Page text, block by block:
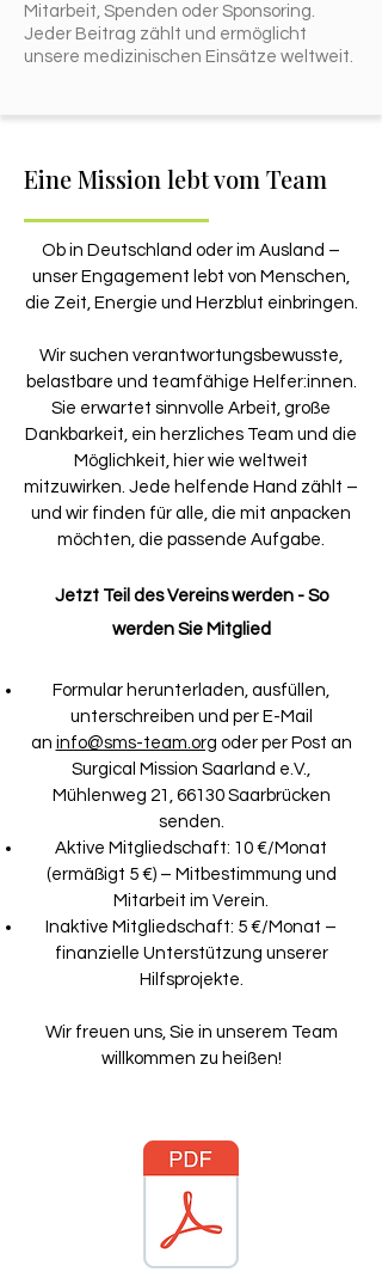
Mitarbeit, Spenden oder Sponsoring.
Jeder Beitrag zählt und ermöglicht
unsere medizinischen Einsätze weltweit.
Eine Mission lebt vom Team
Ob in Deutschland oder im Ausland –
unser Engagement lebt von Menschen,
die Zeit, Energie und Herzblut einbringen.
Wir suchen verantwortungsbewusste,
belastbare und teamfähige Helfer:innen.
Sie erwartet sinnvolle Arbeit, große
Dankbarkeit, ein herzliches Team und die
Möglichkeit, hier wie weltweit
mitzuwirken. Jede helfende Hand zählt –
und wir finden für alle, die mit anpacken
möchten, die passende Aufgabe.
Jetzt Teil des Vereins werden - So
werden Sie Mitglied
Formular herunterladen, ausfüllen,
unterschreiben und per E-Mail
an info@sms-team.org oder per Post an
Surgical Mission Saarland e.V.,
Mühlenweg 21, 66130 Saarbrücken
senden.
Aktive Mitgliedschaft: 10 €/Monat
(ermäßigt 5 €) – Mitbestimmung und
Mitarbeit im Verein.
Inaktive Mitgliedschaft: 5 €/Monat –
finanzielle Unterstützung unserer
Hilfsprojekte.
Wir freuen uns, Sie in unserem Team
willkommen zu heißen!